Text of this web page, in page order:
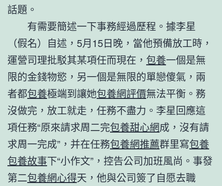
話題。
有需要簡述一下事務經過歷程。據李星
（假名）自述，5月15日晚，當他預備放工時，
運營司理批駁其某項任而現在， 包養一個是無
限的金錢物慾，另一個是無限的單戀傻氣，兩
者都包養極端到讓她包養網評價無法平衡。務
沒做完，放工就走，任務不盡力。李星回應這
項任務“原來請求周二完包養甜心網成，沒有請
求周一完成”，并在任務包養網推薦群里寫包養
包養故事下“小作文”，控告公司加班風尚。事發
第二包養網心得天，他與公司簽了自愿去職